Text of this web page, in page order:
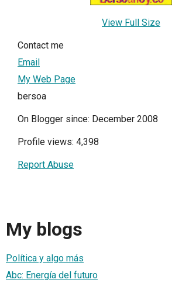
View Full Size
Contact me
Email
My Web Page
bersoa
On Blogger since: December 2008
Profile views: 4,398
Report Abuse
My blogs
Política y algo más
Abc: Energía del futuro